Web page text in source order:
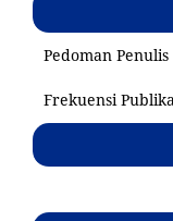
Pedoman Penulis
Frekuensi